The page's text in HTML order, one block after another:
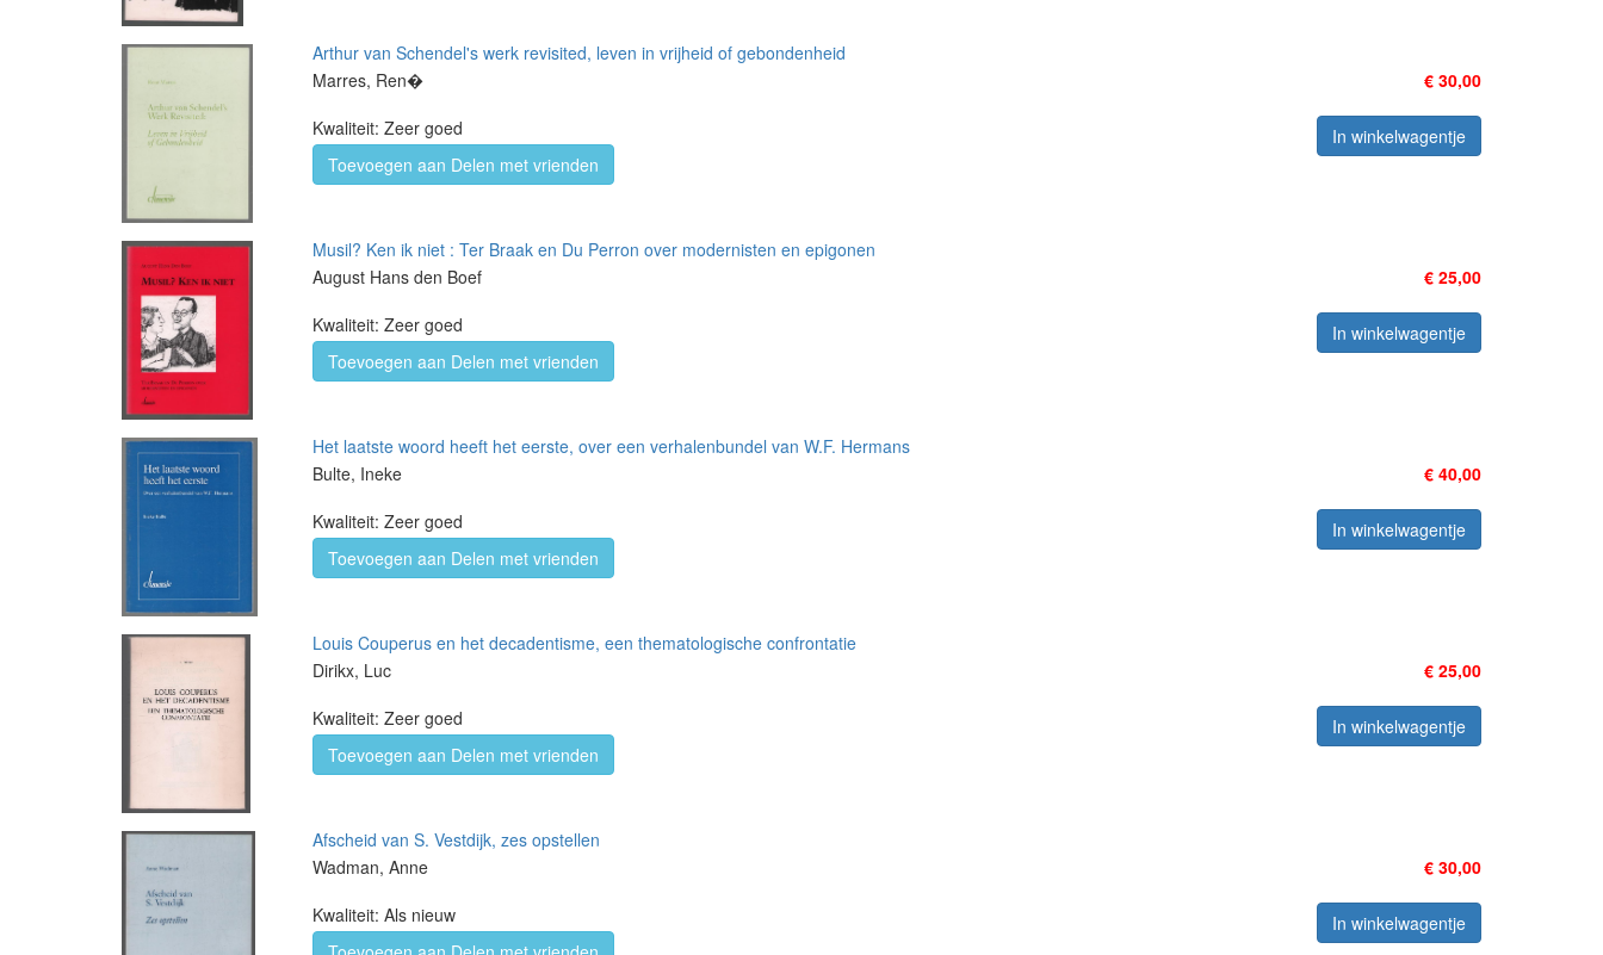
Arthur van Schendel's werk revisited, leven in vrijheid of gebondenheid
Marres, Ren�
€ 30,00
Kwaliteit: Zeer goed
In winkelwagentje
Toevoegen aan Delen met vrienden
Musil? Ken ik niet : Ter Braak en Du Perron over modernisten en epigonen
August Hans den Boef
€ 25,00
Kwaliteit: Zeer goed
In winkelwagentje
Toevoegen aan Delen met vrienden
Het laatste woord heeft het eerste, over een verhalenbundel van W.F. Hermans
Bulte, Ineke
€ 40,00
Kwaliteit: Zeer goed
In winkelwagentje
Toevoegen aan Delen met vrienden
Louis Couperus en het decadentisme, een thematologische confrontatie
Dirikx, Luc
€ 25,00
Kwaliteit: Zeer goed
In winkelwagentje
Toevoegen aan Delen met vrienden
Afscheid van S. Vestdijk, zes opstellen
Wadman, Anne
€ 30,00
Kwaliteit: Als nieuw
In winkelwagentje